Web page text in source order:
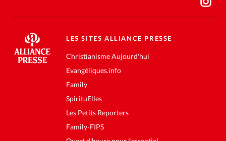
LES SITES ALLIANCE PRESSE
Christianisme Aujourd'hui
Evangéliques.info
Family
SpirituElles
Les Petits Reporters
Family-FIPS